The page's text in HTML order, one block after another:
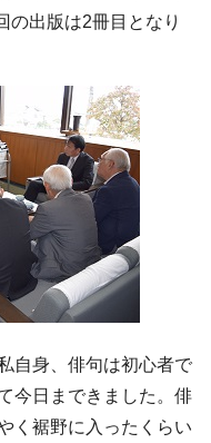
の出版は2冊目となり
自身、俳句は初心者で
今日まできました。俳
く裾野に入ったくらい